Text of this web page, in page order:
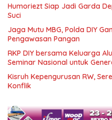
Humoriezt Siap Jadi Garda
Suci
Jaga Mutu MBG, Polda DIY
Pengawasan Pangan
RKP DIY bersama Keluarga
Seminar Nasional untuk
Kisruh Kepengurusan RW,
Konflik